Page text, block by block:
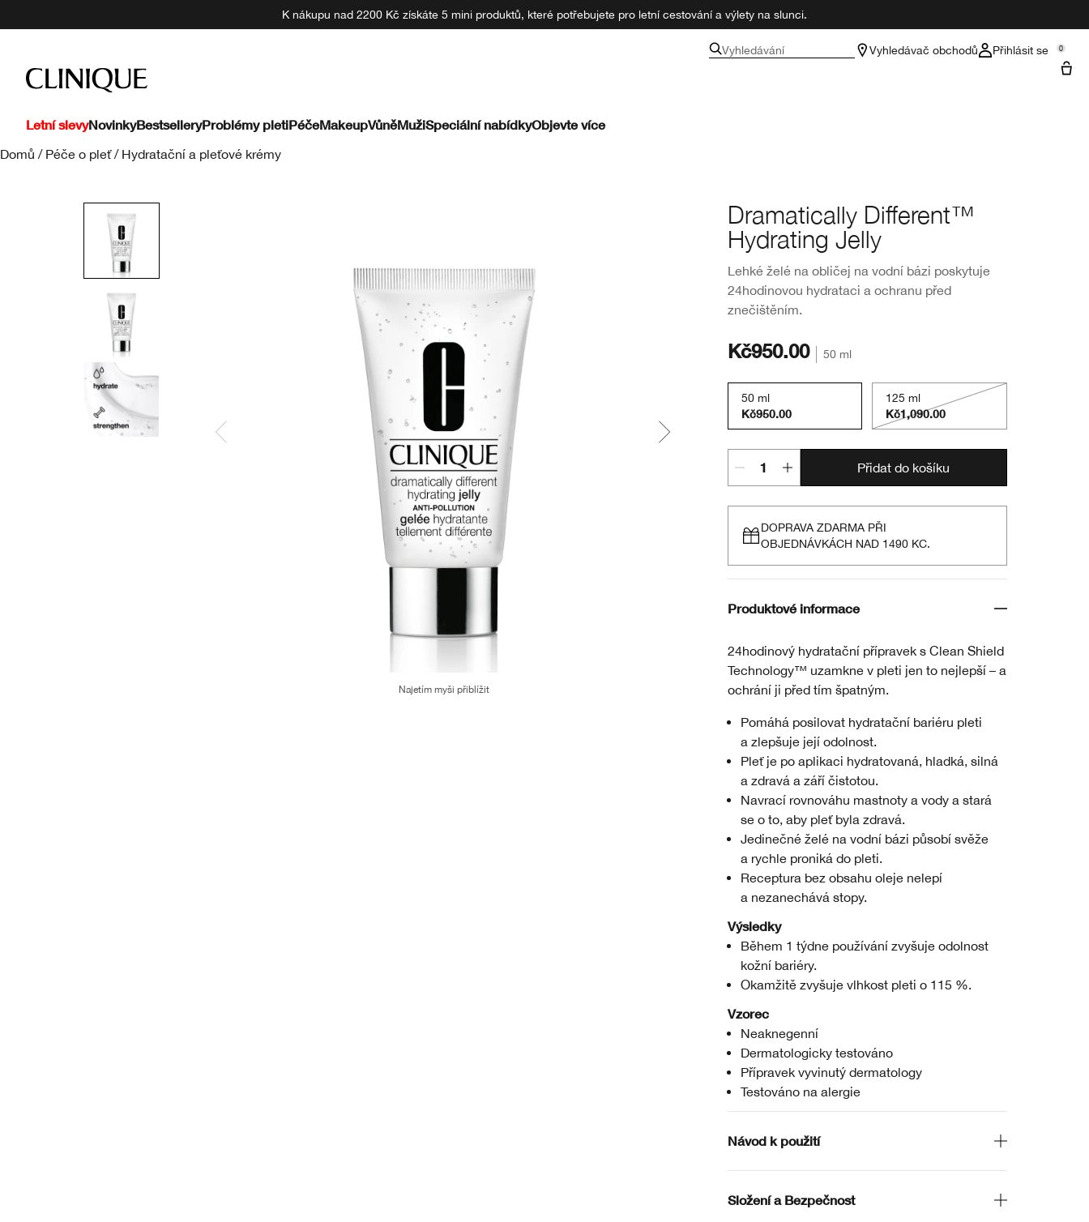
K nákupu nad 2200 Kč získáte 5 mini produktů, které potřebujete pro letní cestování a výlety na slunci.
Vyhledávání Vyhledávač obchodů Přihlásit se 0
Letní slevyNovinkyBestselleryProblémy pletiPéčeMakeupVůněMužiSpeciální nabídkyObjevte více
Domů / Péče o pleť / Hydratační a pleťové krémy
Dramatically Different™
Hydrating Jelly
Lehké želé na obličej na vodní bázi poskytuje
24hodinovou hydrataci a ochranu před
znečištěním.
Najetím myši přiblížit
Kč950.00 50 ml
50 ml
Kč950.00
125 ml
Kč1,090.00
Přidat do košíku
DOPRAVA ZDARMA PŘI
OBJEDNÁVKÁCH NAD 1490 KC.
Produktové informace
24hodinový hydratační přípravek s Clean Shield
Technology™ uzamkne v pleti jen to nejlepší – a
ochrání ji před tím špatným.
Pomáhá posilovat hydratační bariéru pleti
a zlepšuje její odolnost.
Pleť je po aplikaci hydratovaná, hladká, silná
a zdravá a září čistotou.
Navrací rovnováhu mastnoty a vody a stará
se o to, aby pleť byla zdravá.
Jedinečné želé na vodní bázi působí svěže
a rychle proniká do pleti.
Receptura bez obsahu oleje nelepí
a nezanechává stopy.
Výsledky
Během 1 týdne používání zvyšuje odolnost
kožní bariéry.
Okamžitě zvyšuje vlhkost pleti o 115 %.
Vzorec
Neaknegenní
Dermatologicky testováno
Přípravek vyvinutý dermatology
Testováno na alergie
Návod k použití
Složení a Bezpečnost